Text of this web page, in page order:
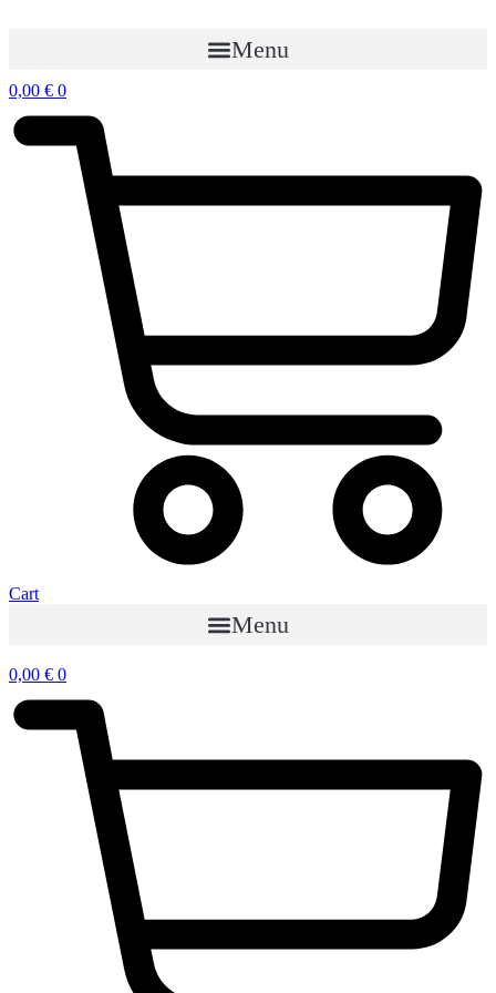
Menu
0,00 € 0
Cart
Menu
0,00 € 0